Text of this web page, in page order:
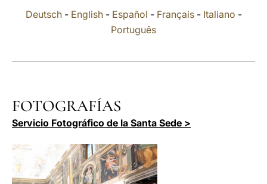
Deutsch- English- Español - Français- Italiano -
Português
FOTOGRAFÍAS
Servicio Fotográfico de la Santa Sede >